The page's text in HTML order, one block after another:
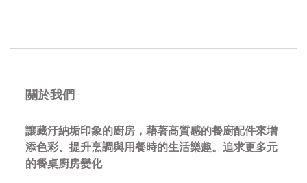
關於我們
讓藏汙納垢印象的廚房，藉著高質感的餐廚配件來增
添色彩、提升烹調與用餐時的生活樂趣。追求更多元
的餐桌廚房變化